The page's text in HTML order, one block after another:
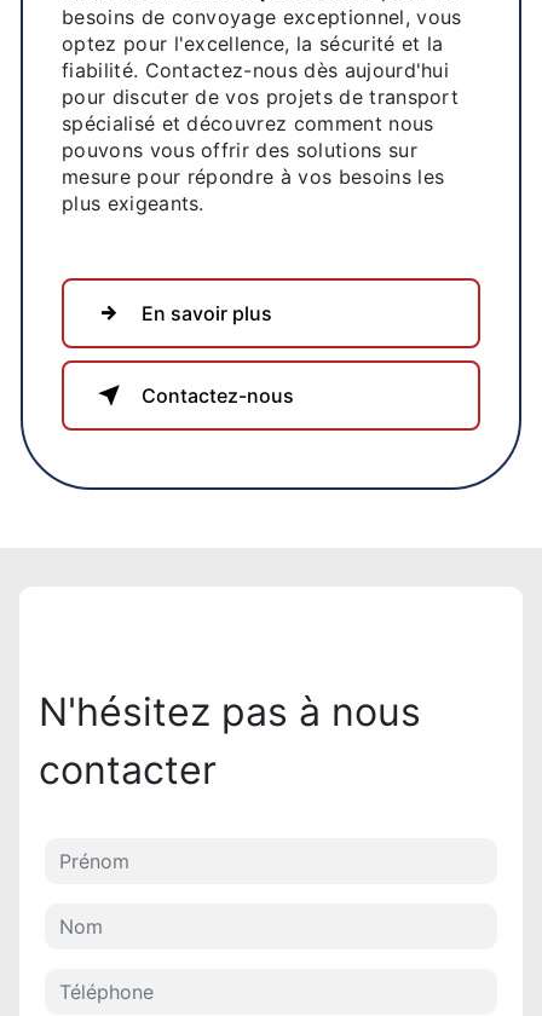
besoins de convoyage exceptionnel, vous
optez pour l'excellence, la sécurité et la
fiabilité. Contactez-nous dès aujourd'hui
pour discuter de vos projets de transport
spécialisé et découvrez comment nous
pouvons vous offrir des solutions sur
mesure pour répondre à vos besoins les
plus exigeants.
En savoir plus
Contactez-nous
N'hésitez pas à nous
contacter